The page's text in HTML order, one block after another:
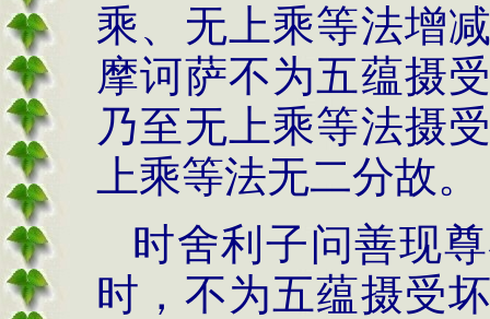
乘、无上乘等法增
摩诃萨不为五蕴摄
乃至无上乘等法摄
上乘等法无二分故。
时舍利子问善现
时，不为五蕴摄受